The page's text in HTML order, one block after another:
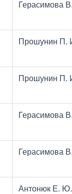
Герасимова
Прошунин П.
Прошунин П.
Герасимова
Герасимова
Антонюк Е. Ю.